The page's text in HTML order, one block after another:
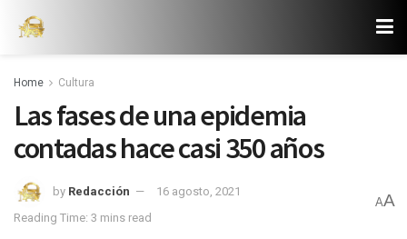
Home Cultura
Las fases de una epidemia
contadas hace casi 350 años
by Redacción
16 agosto, 2021
Reading Time: 3 mins read
AA